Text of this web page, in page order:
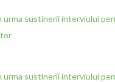
sustinerii interviului
sustinerii interviului